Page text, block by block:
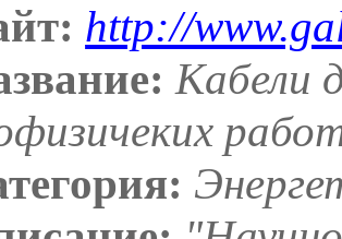
http://
Кабели